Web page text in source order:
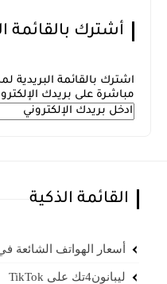
أشترك بالقائمة
اشترك بالقائمة البريدية
مباشرة على بريدك
القائمة الذكية
أسعار الهواتف الشائعة
ليبانون4تك على TikTok